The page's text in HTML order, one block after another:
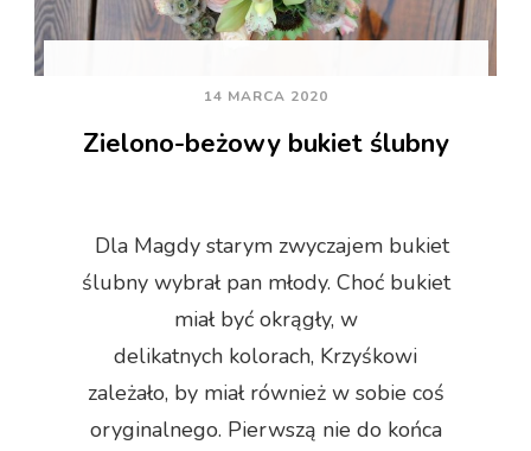
14 MARCA 2020
Zielono-beżowy bukiet ślubny
Dla Magdy starym zwyczajem bukiet
ślubny wybrał pan młody. Choć bukiet
miał być okrągły, w
delikatnych kolorach, Krzyśkowi
zależało, by miał również w sobie coś
oryginalnego. Pierwszą nie do końca